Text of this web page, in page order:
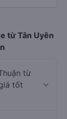
từ Tân Uyên
từ
tốt